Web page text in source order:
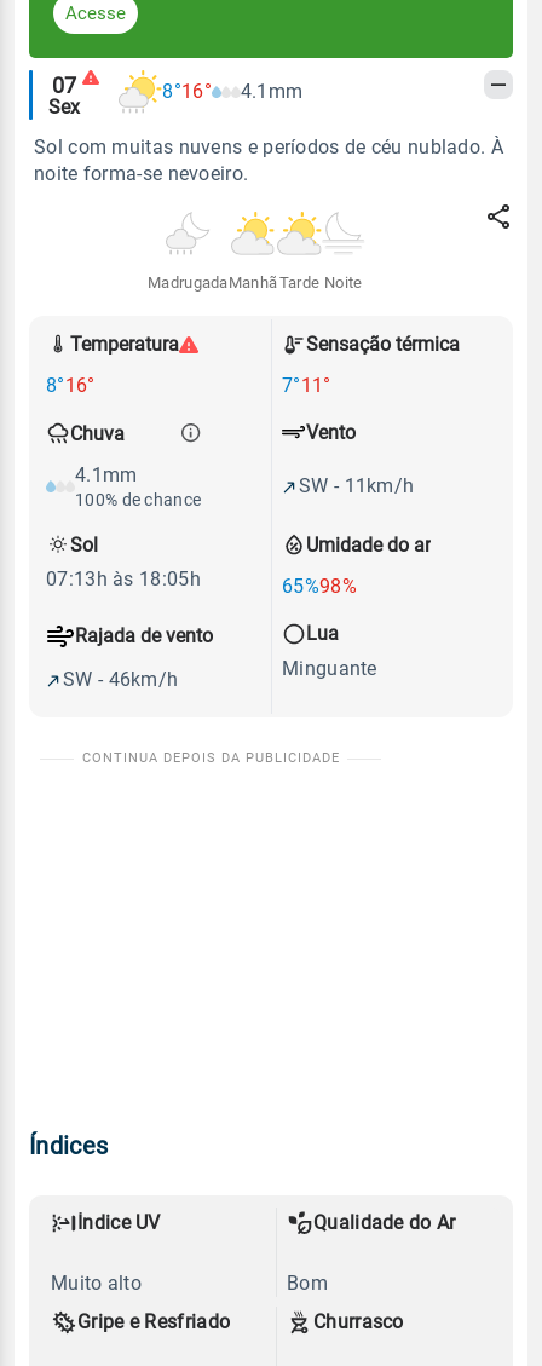
Acesse
Alertas
meteorológicos
07
Sex
8°16° 4.1mm
Sol com muitas nuvens e períodos de céu nublado. À
noite forma-se nevoeiro.
Madrugada Manhã Tarde Noite
Temperatura
8°16°
Sensação térmica
7°11°
Chuva
4.1mm
100% de chance
Umidade do ar
65%98%
Vento
SW - 11km/h
Rajada de vento
SW - 46km/h
Sol
07:13h às 18:05h
Lua
Minguante
Índices
Índice UV
Muito alto
Qualidade do Ar
Bom
Gripe e Resfriado
Churrasco